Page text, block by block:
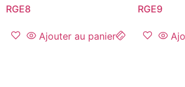
RGE8
Ajouter au panier
RGE9